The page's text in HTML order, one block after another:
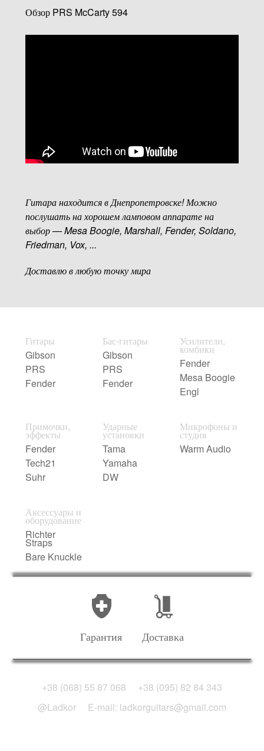
Обзор PRS McCarty 594
Гитара находится в Днепропетровске! Можно
послушать на хорошем ламповом аппарате на
выбор — Mesa Boogie, Marshall, Fender, Soldano,
Friedman, Vox, ...
Доставлю в любую точку мира
Гитары
Gibson
PRS
Fender
Бас-гитары
Gibson
PRS
Fender
Усилители,
комбики
Fender
Mesa Boogie
Engl
Примочки,
эффекты
Fender
Tech21
Suhr
Ударные
установки
Tama
Yamaha
DW
Микрофоны и
студия
Warm Audio
Аксессуары и
оборудование
Richter
Straps
Bare Knuckle
Гарантия Доставка
+38 (068) 55 87 068
+38 (095) 82 84 343
@Ladkor
E-mail: ladkorguitars@gmail.com